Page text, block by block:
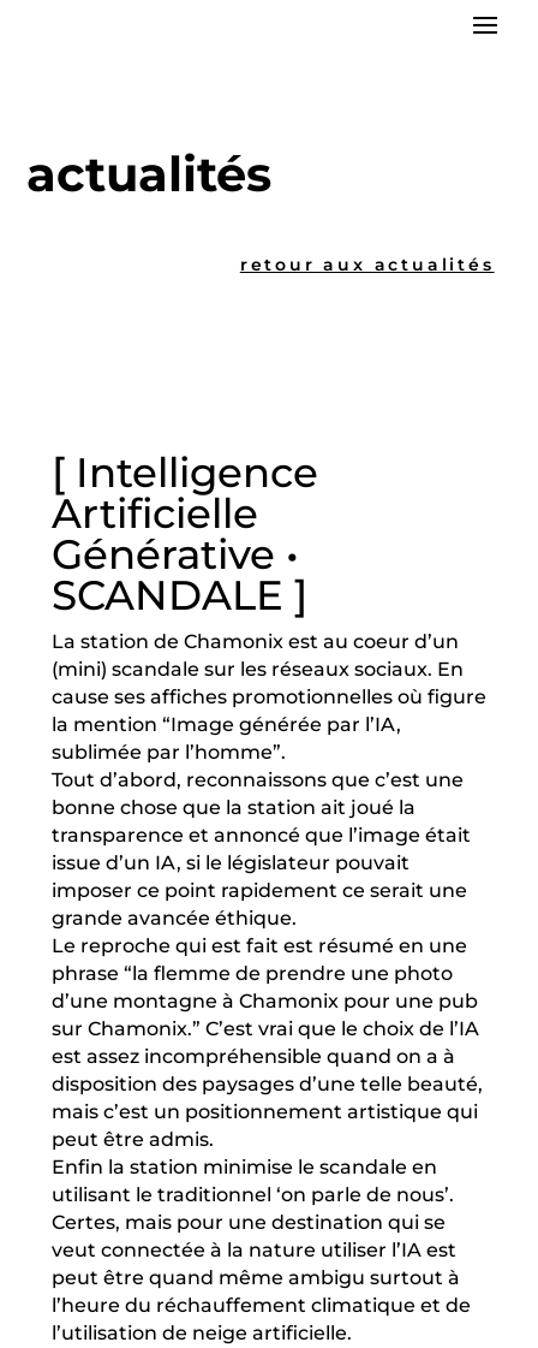
actualités
retour aux actualités
[ Intelligence
Artificielle
Générative •
SCANDALE ]
La station de Chamonix est au coeur d’un
(mini) scandale sur les réseaux sociaux. En
cause ses affiches promotionnelles où figure
la mention “Image générée par l’IA,
sublimée par l’homme”.
Tout d’abord, reconnaissons que c’est une
bonne chose que la station ait joué la
transparence et annoncé que l’image était
issue d’un IA, si le législateur pouvait
imposer ce point rapidement ce serait une
grande avancée éthique.
Le reproche qui est fait est résumé en une
phrase “la flemme de prendre une photo
d’une montagne à Chamonix pour une pub
sur Chamonix.” C’est vrai que le choix de l’IA
est assez incompréhensible quand on a à
disposition des paysages d’une telle beauté,
mais c’est un positionnement artistique qui
peut être admis.
Enfin la station minimise le scandale en
utilisant le traditionnel ‘on parle de nous’.
Certes, mais pour une destination qui se
veut connectée à la nature utiliser l’IA est
peut être quand même ambigu surtout à
l’heure du réchauffement climatique et de
l’utilisation de neige artificielle.